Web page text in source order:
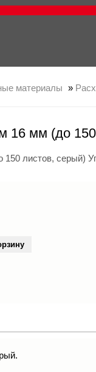
материалы »
16 мм (до